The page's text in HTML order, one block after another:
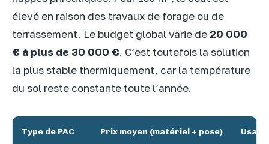
élevé en raison des travaux de forage ou de
terrassement. Le budget global varie de 20 000
€ à plus de 30 000 €. C’est toutefois la solution
la plus stable thermiquement, car la température
du sol reste constante toute l’année.
Type de PAC Prix moyen (matériel + pose)